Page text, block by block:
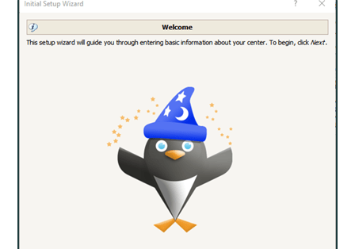
1- Keyhole
2- Flourish